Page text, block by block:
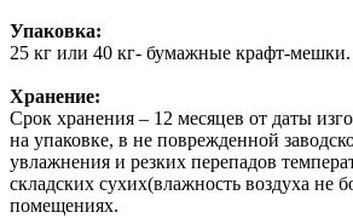
Упаковка:
25 кг или 40 кг- бумажные крафт-мешки.
Хранение:
Срок хранения – 12 месяцев от даты
на упаковке, в не поврежденной
увлажнения и резких перепадов
складских сухих(влажность воздуха не
помещениях.